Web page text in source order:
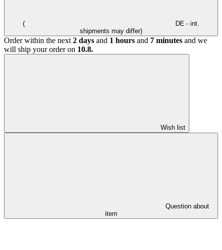
(
DE - int.
shipments may differ)
Order within the next2 days and 1 hours and 7 minutes and we
will ship your order on 10.8.
Wish list
Question about
item